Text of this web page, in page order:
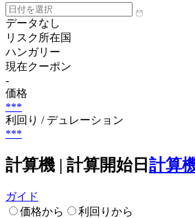
データなし
リスク所在国
ハンガリー
現在クーポン
-
価格
***
利回り / デュレーション
***
計算機 | 計算開始日 計算
ガイド
価格から
利回りから